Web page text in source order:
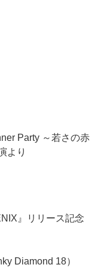
Party ～若さの赤
より
』リリース記念
Diamond 18）